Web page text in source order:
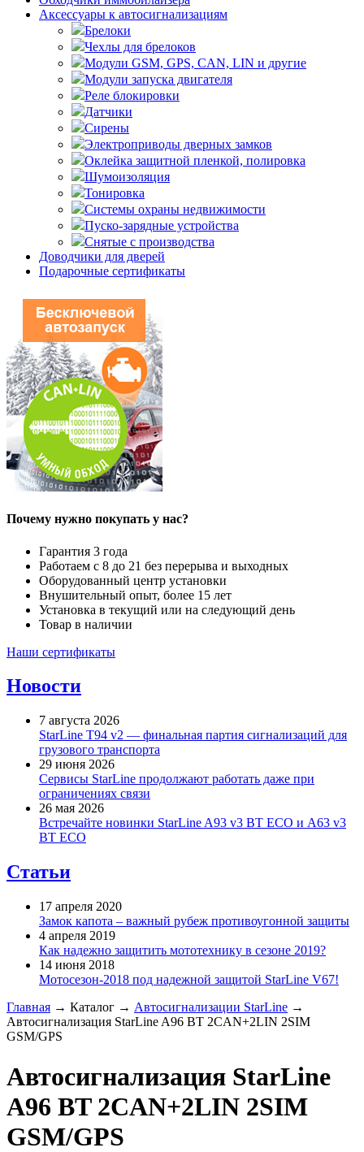
Аксессуары к автосигнализациям
Брелоки
Чехлы для брелоков
Модули GSM, GPS, CAN, LIN и другие
Модули запуска двигателя
Реле блокировки
Датчики
Сирены
Электроприводы дверных замков
Оклейка защитной пленкой, полировка
Шумоизоляция
Тонировка
Системы охраны недвижимости
Пуско-зарядные устройства
Снятые с производства
Доводчики для дверей
Подарочные сертификаты
Почему нужно покупать у нас?
Гарантия 3 года
Работаем с 8 до 21 без перерыва и выходных
Оборудованный центр установки
Внушительный опыт, более 15 лет
Установка в текущий или на следующий день
Товар в наличии
Наши сертификаты
Новости
7 августа 2026
StarLine T94 v2 — финальная партия сигнализаций для
грузового транспорта
29 июня 2026
Сервисы StarLine продолжают работать даже при
ограничениях связи
26 мая 2026
Встречайте новинки StarLine A93 v3 BT ECO и A63 v3
BT ECO
Статьи
17 апреля 2020
Замок капота – важный рубеж противоугонной защиты
4 апреля 2019
Как надежно защитить мототехнику в сезоне 2019?
14 июня 2018
Мотосезон-2018 под надежной защитой StarLine V67!
Главная → Каталог → Автосигнализации StarLine →
Автосигнализация StarLine A96 BT 2CAN+2LIN 2SIM
GSM/GPS
Автосигнализация StarLine
A96 BT 2CAN+2LIN 2SIM
GSM/GPS